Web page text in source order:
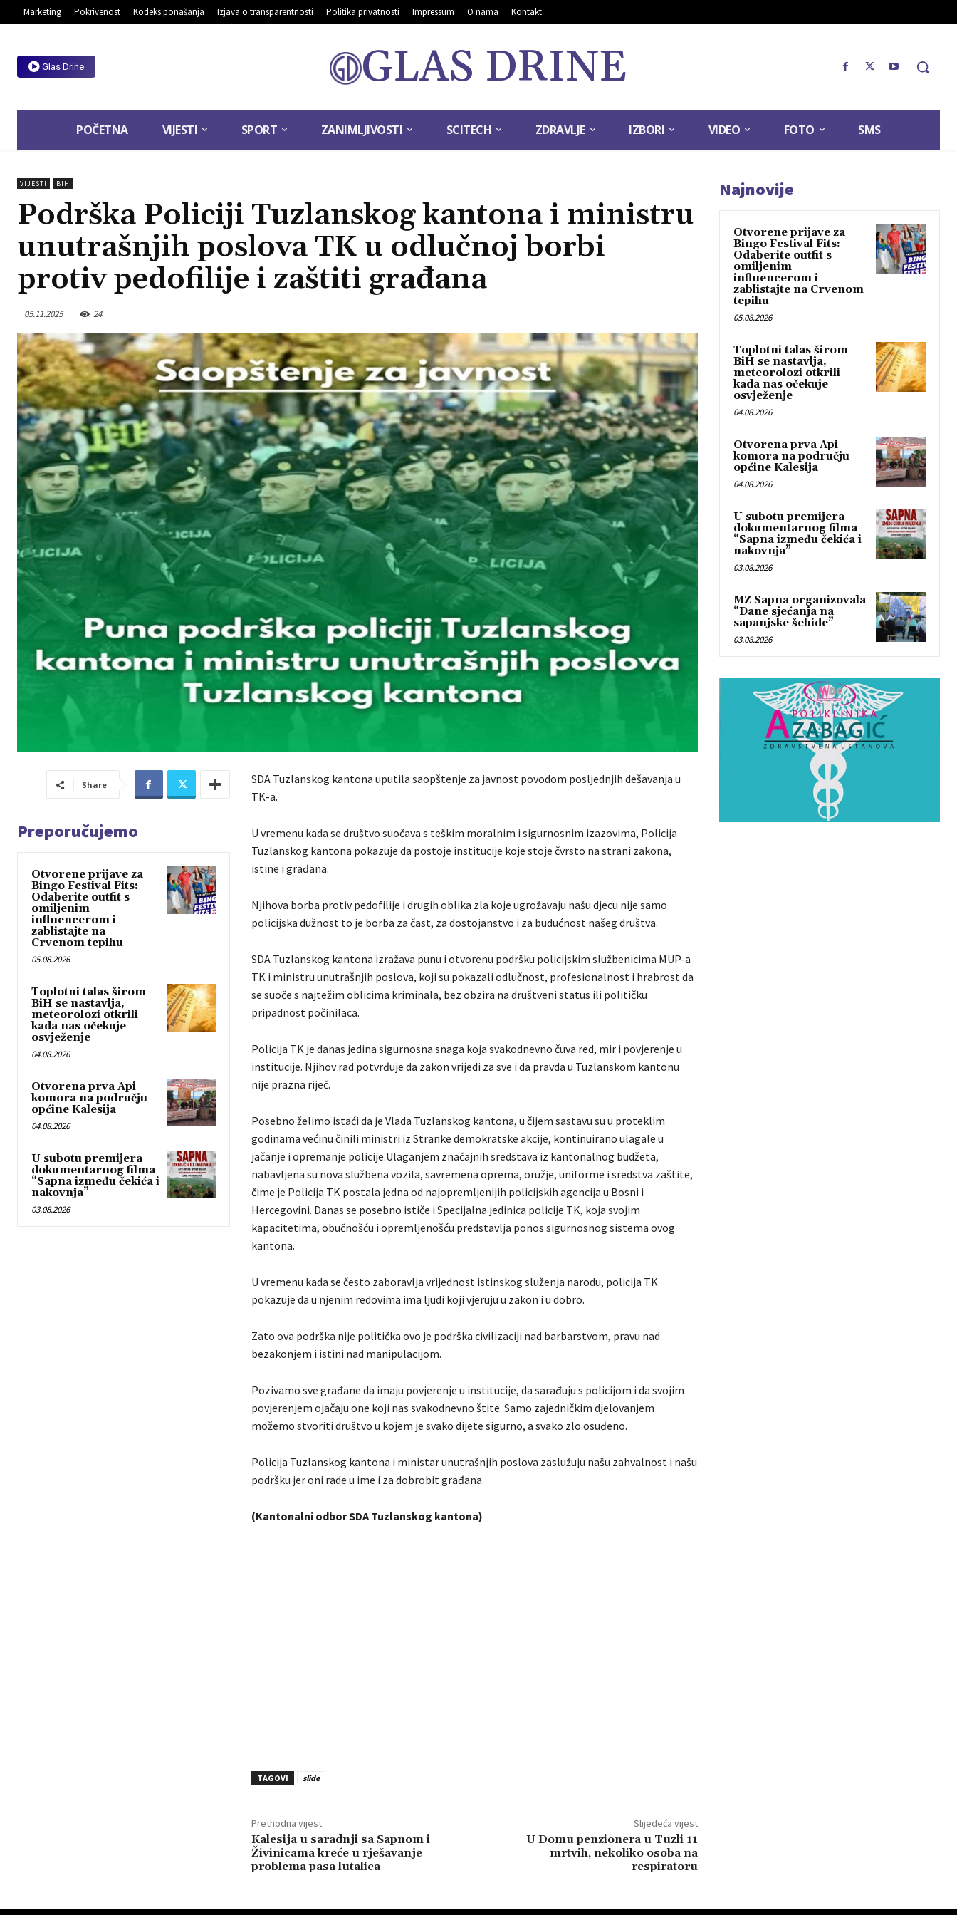
Marketing Pokrivenost Kodeks ponašanja Izjava o transparentnosti Politika privatnosti Impressum O nama Kontakt
Glas Drine GLAS DRINE
POČETNA VIJESTI SPORT ZANIMLJIVOSTI SCITECH ZDRAVLJE IZBORI VIDEO FOTO SMS
VIJESTI BIH
Podrška Policiji Tuzlanskog kantona i ministru
unutrašnjih poslova TK u odlučnoj borbi
protiv pedofilije i zaštiti građana
05.11.2025 24
Share
Preporučujemo
Otvorene prijave za
Bingo Festival Fits:
Odaberite outfit s
omiljenim
influencerom i
zablistajte na
Crvenom tepihu
05.08.2026
Toplotni talas širom
BiH se nastavlja,
meteorolozi otkrili
kada nas očekuje
osvježenje
04.08.2026
Otvorena prva Api
komora na području
općine Kalesija
04.08.2026
U subotu premijera
dokumentarnog filma
“Sapna između čekića i
nakovnja”
03.08.2026
SDA Tuzlanskog kantona uputila saopštenje za javnost povodom posljednjih dešavanja u
TK-a.
U vremenu kada se društvo suočava s teškim moralnim i sigurnosnim izazovima, Policija
Tuzlanskog kantona pokazuje da postoje institucije koje stoje čvrsto na strani zakona,
istine i građana.
Njihova borba protiv pedofilije i drugih oblika zla koje ugrožavaju našu djecu nije samo
policijska dužnost to je borba za čast, za dostojanstvo i za budućnost našeg društva.
SDA Tuzlanskog kantona izražava punu i otvorenu podršku policijskim službenicima MUP-a
TK i ministru unutrašnjih poslova, koji su pokazali odlučnost, profesionalnost i hrabrost da
se suoče s najtežim oblicima kriminala, bez obzira na društveni status ili političku
pripadnost počinilaca.
Policija TK je danas jedina sigurnosna snaga koja svakodnevno čuva red, mir i povjerenje u
institucije. Njihov rad potvrđuje da zakon vrijedi za sve i da pravda u Tuzlanskom kantonu
nije prazna riječ.
Posebno želimo istaći da je Vlada Tuzlanskog kantona, u čijem sastavu su u proteklim
godinama većinu činili ministri iz Stranke demokratske akcije, kontinuirano ulagale u
jačanje i opremanje policije.Ulaganjem značajnih sredstava iz kantonalnog budžeta,
nabavljena su nova službena vozila, savremena oprema, oružje, uniforme i sredstva zaštite,
čime je Policija TK postala jedna od najopremljenijih policijskih agencija u Bosni i
Hercegovini. Danas se posebno ističe i Specijalna jedinica policije TK, koja svojim
kapacitetima, obučnošću i opremljenošću predstavlja ponos sigurnosnog sistema ovog
kantona.
U vremenu kada se često zaboravlja vrijednost istinskog služenja narodu, policija TK
pokazuje da u njenim redovima ima ljudi koji vjeruju u zakon i u dobro.
Zato ova podrška nije politička ovo je podrška civilizaciji nad barbarstvom, pravu nad
bezakonjem i istini nad manipulacijom.
Pozivamo sve građane da imaju povjerenje u institucije, da sarađuju s policijom i da svojim
povjerenjem ojačaju one koji nas svakodnevno štite. Samo zajedničkim djelovanjem
možemo stvoriti društvo u kojem je svako dijete sigurno, a svako zlo osuđeno.
Policija Tuzlanskog kantona i ministar unutrašnjih poslova zaslužuju našu zahvalnost i našu
podršku jer oni rade u ime i za dobrobit građana.
(Kantonalni odbor SDA Tuzlanskog kantona)
TAGOVI slide
Prethodna vijest
Kalesija u saradnji sa Sapnom i
Živinicama kreće u rješavanje
problema pasa lutalica
Slijedeća vijest
U Domu penzionera u Tuzli 11
mrtvih, nekoliko osoba na
respiratoru
Najnovije
Otvorene prijave za
Bingo Festival Fits:
Odaberite outfit s
omiljenim
influencerom i
zablistajte na Crvenom
tepihu
05.08.2026
Toplotni talas širom
BiH se nastavlja,
meteorolozi otkrili
kada nas očekuje
osvježenje
04.08.2026
Otvorena prva Api
komora na području
općine Kalesija
04.08.2026
U subotu premijera
dokumentarnog filma
“Sapna između čekića i
nakovnja”
03.08.2026
MZ Sapna organizovala
“Dane sjećanja na
sapanjske šehide”
03.08.2026